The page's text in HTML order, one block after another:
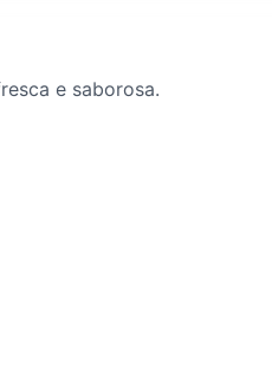
e saborosa.